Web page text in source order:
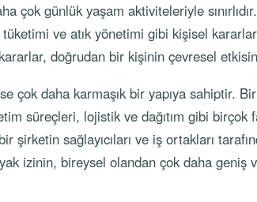
çok günlük yaşam aktiviteleriyle
tüketimi ve atık yönetimi gibi kişisel kararlar,
doğrudan bir kişinin çevresel
çok daha karmaşık bir yapıya sahiptir.
süreçleri, lojistik ve dağıtım gibi birçok
şirketin sağlayıcıları ve iş ortakları
izinin, bireysel olandan çok daha geniş